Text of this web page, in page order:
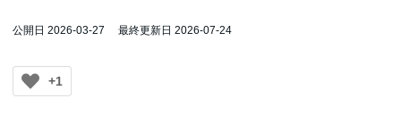
公開日 2026-03-27 最終更新日 2026-07-24
+1